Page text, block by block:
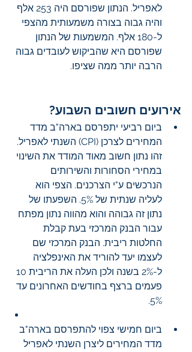
לאפריל. הנתון שפורסם היה 253 אלף
והיה גבוה בצורה משמעותית מהצפי
ל-180 אלף. המשמעות של הנתון
שפורסם היא שהביקוש לעובדים גבוה
הרבה יותר ממה שציפו.
אירועים חשובים השבוע?
ביום רביעי יתפרסם בארה"ב מדד
המחירים לצרכן (CPI) השנתי לאפריל.
זהו נתון חשוב מאוד המודד את השינוי
במחירי הסחורות והשירותים
הנרכשים ע"י הצרכנים. הצפי הוא
לעליה שנתית של 5%. השפעתו של
נתון זה גבוהה והוא מהווה נתון מפתח
עבור הבנק המרכזי בעת קבלת
החלטות ריבית. הבנק המרכזי שם
לעצמו יעד להוריד את האינפלציה
פעמים ברצף בחודשים האחרונים עד
5%.
ביום חמישי צפוי להתפרסם בארה"ב
מדד המחירים ליצרן השנתי לאפריל